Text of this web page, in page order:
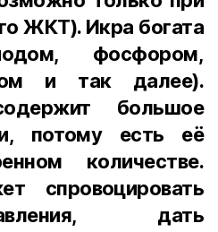
ЖКТ). Икра богата
фосфором,
и так далее).
большое
потому есть её
количестве.
спровоцировать
дать